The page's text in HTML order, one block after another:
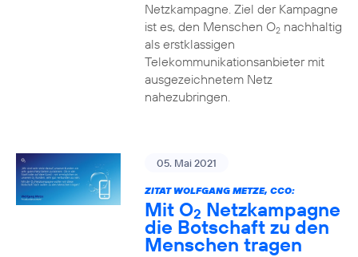
Netzkampagne. Ziel der Kampagne
ist es, den Menschen O2nachhaltig
als erstklassigen
Telekommunikationsanbieter mit
ausgezeichnetem Netz
nahezubringen.
05. Mai 2021
ZITAT WOLFGANG METZE, CCO:
Mit O2 Netzkampagne
die Botschaft zu den
Menschen tragen